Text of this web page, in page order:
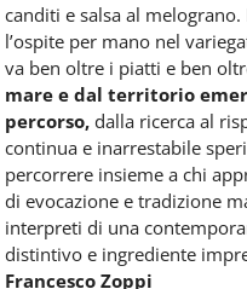
canditi e salsa al
l’ospite per mano nel
va ben oltre i piatti e ben
mare e dal territorio
percorso, dalla ricerca al
continua e inarrestabile
percorrere insieme a chi
di evocazione e tradizione
interpreti di una
distintivo e ingrediente
Francesco Zoppi